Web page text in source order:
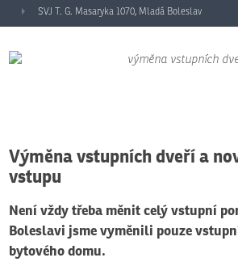
SVJ T. G. Masaryka 1070, Mladá Boleslav
Výměna vstupních dveří a
vstupu
Není vždy třeba měnit celý vstupní
Boleslavi jsme vyměnili pouze
bytového domu.